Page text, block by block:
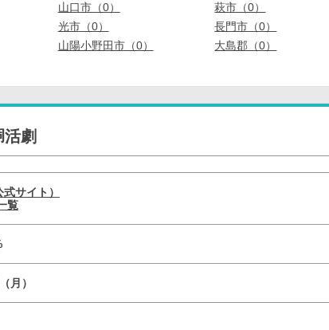
山口市（0） 萩市（0）
光市（0） 長門市（0）
山陽小野田市（0） 大島郡（0）
劇
サイト）
覧
月）